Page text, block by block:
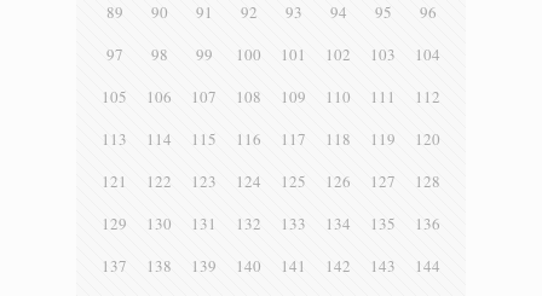
89
90 91 92 93 94 95
96
97
98 99 100 101 102 103
104
105
106 107 108 109 110 111
112
113
114 115 116 117 118 119
120
121
122 123 124 125 126 127
128
129
130 131 132 133 134 135
136
137
138 139 140 141 142 143
144